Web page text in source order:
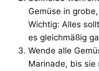
Gemüse in
Wichtig: Alles
es gleichmäßig
Wende alle
Marinade, bis